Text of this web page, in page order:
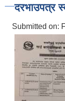
दरभाउपत्र
Submitted on: